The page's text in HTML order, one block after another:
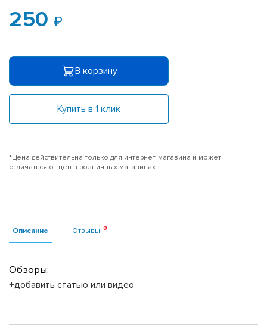
250
В корзину
Купить в 1 клик
*Цена действительна только для интернет-магазина и может
отличаться от цен в розничных магазинах
Описание Отзывы
Обзоры:
+добавить статью или видео